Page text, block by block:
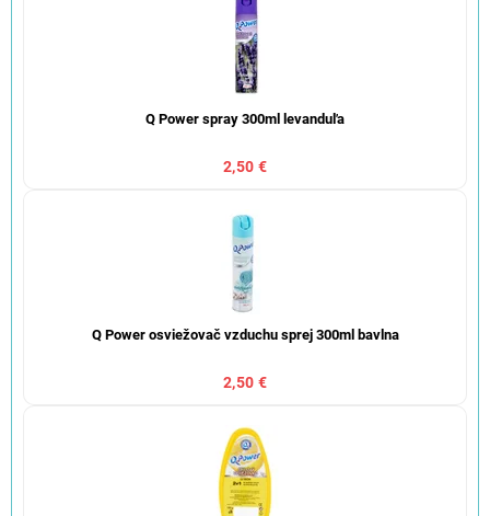
Q Power spray 300ml levanduľa
2,50 €
Q Power osviežovač vzduchu sprej 300ml bavlna
2,50 €